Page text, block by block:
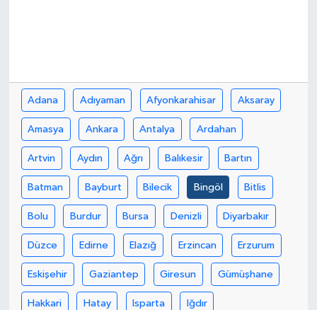
Adana Adıyaman Afyonkarahisar Aksaray
Amasya Ankara Antalya Ardahan
Artvin Aydın Ağrı Balıkesir Bartın
Batman Bayburt Bilecik Bingöl Bitlis
Bolu Burdur Bursa Denizli Diyarbakır
Düzce Edirne Elazığ Erzincan Erzurum
Eskişehir Gaziantep Giresun Gümüşhane
Hakkari Hatay Isparta Iğdır